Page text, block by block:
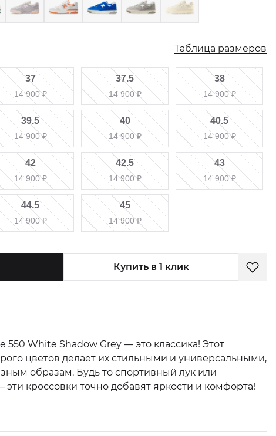
Таблица размеров
37
14 900₽
37.5
14 900₽
38
14 900₽
39.5
14 900₽
40
14 900₽
40.5
14 900₽
42
14 900₽
42.5
14 900₽
43
14 900₽
44.5
14 900₽
45
14 900₽
Купить в 1 клик
550 White Shadow Grey — это классика! Этот
цветов делает их стильными и универсальными,
образам. Будь то спортивный лук или
кроссовки точно добавят яркости и комфорта!